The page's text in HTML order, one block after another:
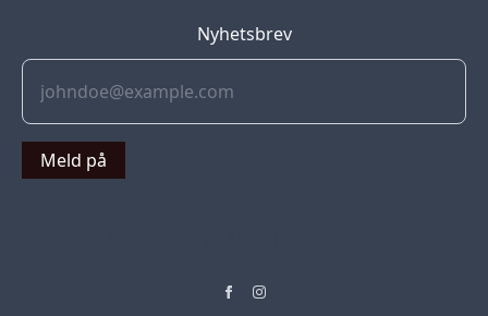
Nyhetsbrev
Meld på